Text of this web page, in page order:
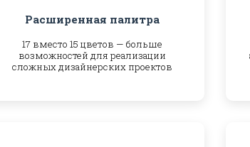
Расширенная палитра
17 вместо 15 цветов — больше
возможностей для реализации
сложных дизайнерских проектов